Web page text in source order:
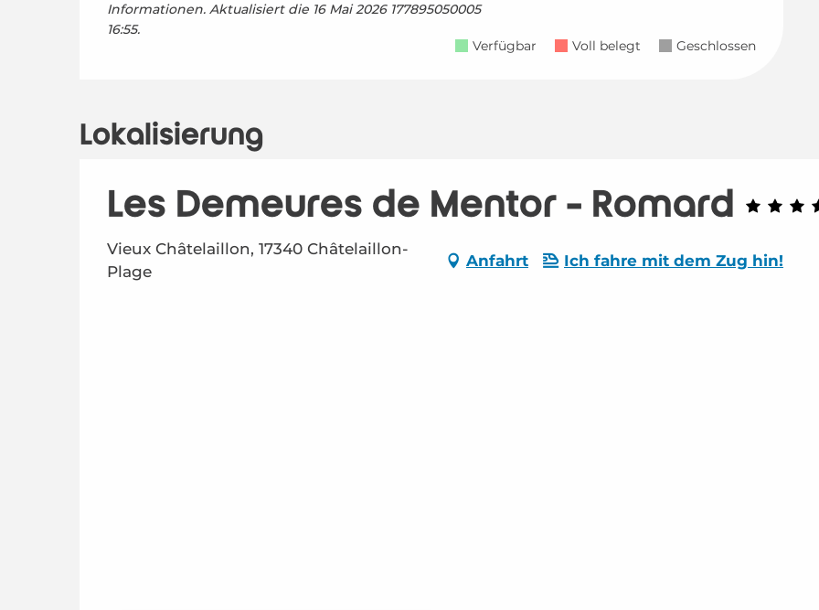
Informationen.Aktualisiert die 16 Mai 2026 177895050005
16:55.
Verfügbar
Voll belegt Geschlossen
Lokalisierung
Les Demeures de Mentor - Romard
Vieux Châtelaillon, 17340 Châtelaillon-
Plage
Anfahrt Ich fahre mit dem Zug hin!